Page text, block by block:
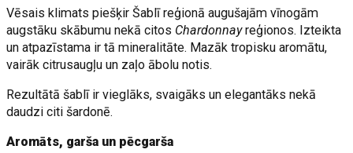
Vēsais klimats piešķir Šablī reģionā augušajām vīnogām
augstāku skābumu nekā citos Chardonnayreģionos. Izteikta
un atpazīstama ir tā mineralitāte. Mazāk tropisku aromātu,
vairāk citrusaugļu un zaļo ābolu notis.
Rezultātā šablī ir vieglāks, svaigāks un elegantāks nekā
daudzi citi šardonē.
Aromāts, garša un pēcgarša